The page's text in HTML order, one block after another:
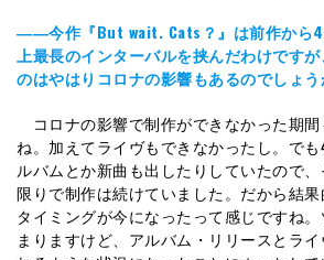
――今作『But wait. Cats？』は前作から4
上最長のインターバルを挟んだわけです
のはやはりコロナの影響もあるのでしょう
コロナの影響で制作ができなかった期間
ね。加えてライヴもできなかったし。で
ルバムとか新曲も出したりしていたので
限りで制作は続けていました。だから結
タイミングが今になったって感じですね
まりますけど、アルバム・リリースとラ